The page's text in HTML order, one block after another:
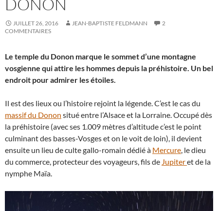
DONON
JUILLET 26, 2016 JEAN-BAPTISTE FELDMANN
2
COMMENTAIRES
Le temple du Donon marque le sommet d’une montagne
vosgienne qui attire les hommes depuis la préhistoire. Un bel
endroit pour admirer les étoiles.
Il est des lieux ou l’histoire rejoint la légende. C’est le cas du
massif du Donon situé entre l’Alsace et la Lorraine. Occupé dès
la préhistoire (avec ses 1.009 mètres d’altitude c’est le point
culminant des basses-Vosges et on le voit de loin), il devient
ensuite un lieu de culte gallo-romain dédié à Mercure, le dieu
du commerce, protecteur des voyageurs, fils de Jupiteret de la
nymphe Maïa.